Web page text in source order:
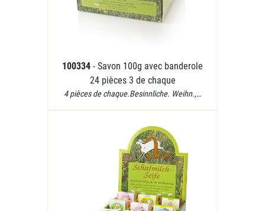
100334 - Savon 100g avec banderole
24 pièces 3 de chaque
4 pièces de chaque.Besinnliche. Weihn.,…